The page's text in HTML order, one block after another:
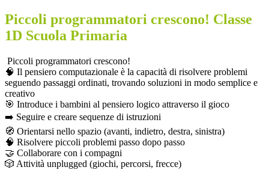
Piccoli programmatori crescono! Classe
1D Scuola Primaria
Piccoli programmatori crescono!
🧠 Il pensiero computazionale è la capacità di risolvere problemi
seguendo passaggi ordinati, trovando soluzioni in modo semplice e
creativo
🎯 Introduce i bambini al pensiero logico attraverso il gioco
➡️ Seguire e creare sequenze di istruzioni
🧭 Orientarsi nello spazio (avanti, indietro, destra, sinistra)
🧠 Risolvere piccoli problemi passo dopo passo
🤝 Collaborare con i compagni
🎲 Attività unplugged (giochi, percorsi, frecce)